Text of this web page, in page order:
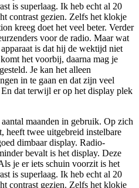
is superlaag. Ik heb echt al 20
contrast gezien. Zelfs het klokje
kreeg doet het veel beter. Verder
voor de radio. Maar wat
is dat hij de wektijd niet
het voorbij, daarna mag je
Je kan het alleen
in te gaan en dat zijn veel
dat terwijl er op het display plek
maanden in gebruik. Op zich
heeft twee uitgebreid instelbare
dimbaar display. Radio-
bevalt is het display. Deze
je er iets schuin voorzit is het
is superlaag. Ik heb echt al 20
contrast gezien. Zelfs het klokje